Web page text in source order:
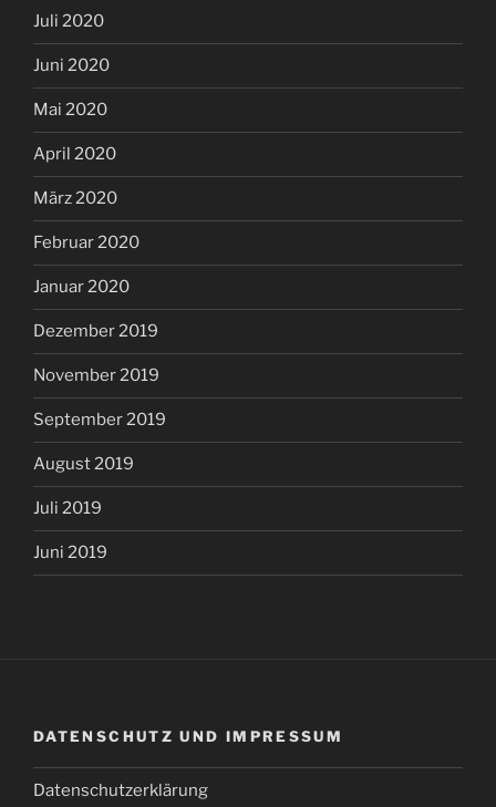
Juli 2020
Juni 2020
Mai 2020
April 2020
März 2020
Februar 2020
Januar 2020
Dezember 2019
November 2019
September 2019
August 2019
Juli 2019
Juni 2019
DATENSCHUTZ UND IMPRESSUM
Datenschutzerklärung